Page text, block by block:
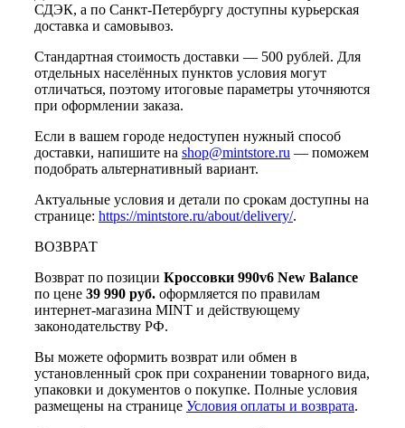
СДЭК, а по Санкт-Петербургу доступны курьерская
доставка и самовывоз.
Стандартная стоимость доставки — 500 рублей. Для
отдельных населённых пунктов условия могут
отличаться, поэтому итоговые параметры уточняются
при оформлении заказа.
Если в вашем городе недоступен нужный способ
доставки, напишите на shop@mintstore.ru — поможем
подобрать альтернативный вариант.
Актуальные условия и детали по срокам доступны на
странице: https://mintstore.ru/about/delivery/.
ВОЗВРАТ
Возврат по позиции Кроссовки 990v6 New Balance
по цене 39 990 руб. оформляется по правилам
интернет-магазина MINT и действующему
законодательству РФ.
Вы можете оформить возврат или обмен в
установленный срок при сохранении товарного вида,
упаковки и документов о покупке. Полные условия
размещены на странице Условия оплаты и возврата.